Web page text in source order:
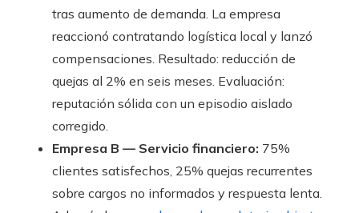
tras aumento de demanda. La empresa
reaccionó contratando logística local y lanzó
compensaciones. Resultado: reducción de
quejas al 2% en seis meses. Evaluación:
reputación sólida con un episodio aislado
corregido.
Empresa B — Servicio financiero: 75%
clientes satisfechos, 25% quejas recurrentes
sobre cargos no informados y respuesta lenta.